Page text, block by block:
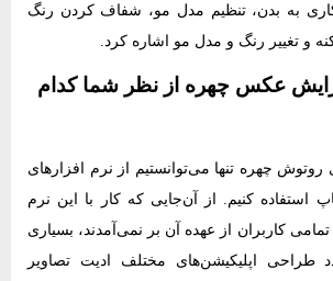
به بدن، تنظیم مدل مو، شفاف کردن رنگ
و تغییر رنگ و مدل مو اشاره کرد.
عکس چهره از نظر شما کدام
روتوش چهره تنها می‌توانستیم از نرم‌ افزارهای
استفاده ‌کنیم. از آن‌جایی که کار با این نرم‌
کاربران از عهده‌ آن بر نمی‌آمدند، بسیاری
اپلیکیشن‌های مختلف ادیت تصاویر